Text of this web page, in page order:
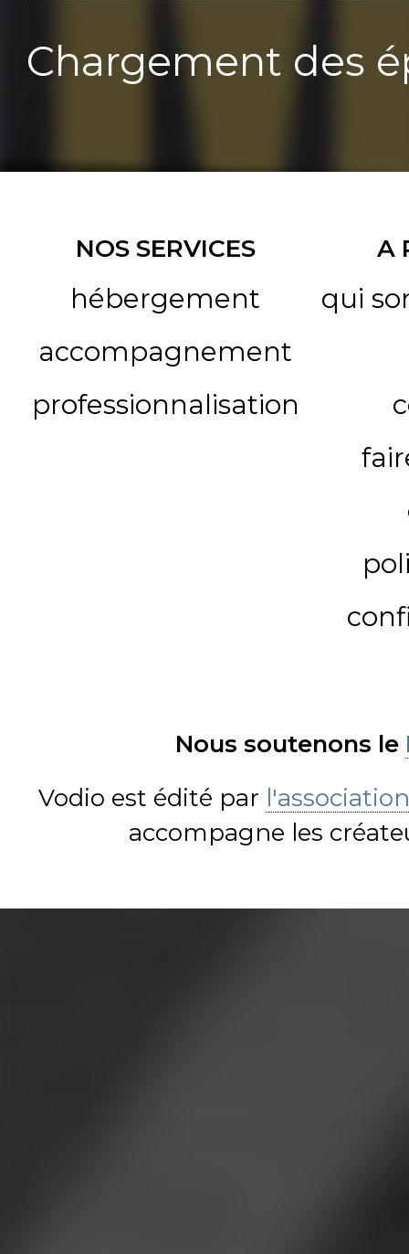
Chargement des
NOS SERVICES
hébergement
accompagnement
professionnalisation
A
qui